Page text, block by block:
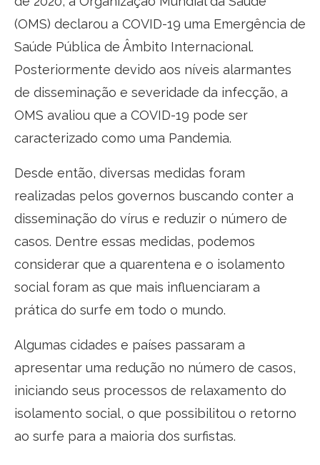
(OMS) declarou a COVID-19 uma Emergência de
Saúde Pública de Âmbito Internacional.
Posteriormente devido aos níveis alarmantes
de disseminação e severidade da infecção, a
OMS avaliou que a COVID-19 pode ser
caracterizado como uma Pandemia.
Desde então, diversas medidas foram
realizadas pelos governos buscando conter a
disseminação do vírus e reduzir o número de
casos. Dentre essas medidas, podemos
considerar que a quarentena e o isolamento
social foram as que mais influenciaram a
prática do surfe em todo o mundo.
Algumas cidades e países passaram a
apresentar uma redução no número de casos,
iniciando seus processos de relaxamento do
isolamento social, o que possibilitou o retorno
ao surfe para a maioria dos surfistas.